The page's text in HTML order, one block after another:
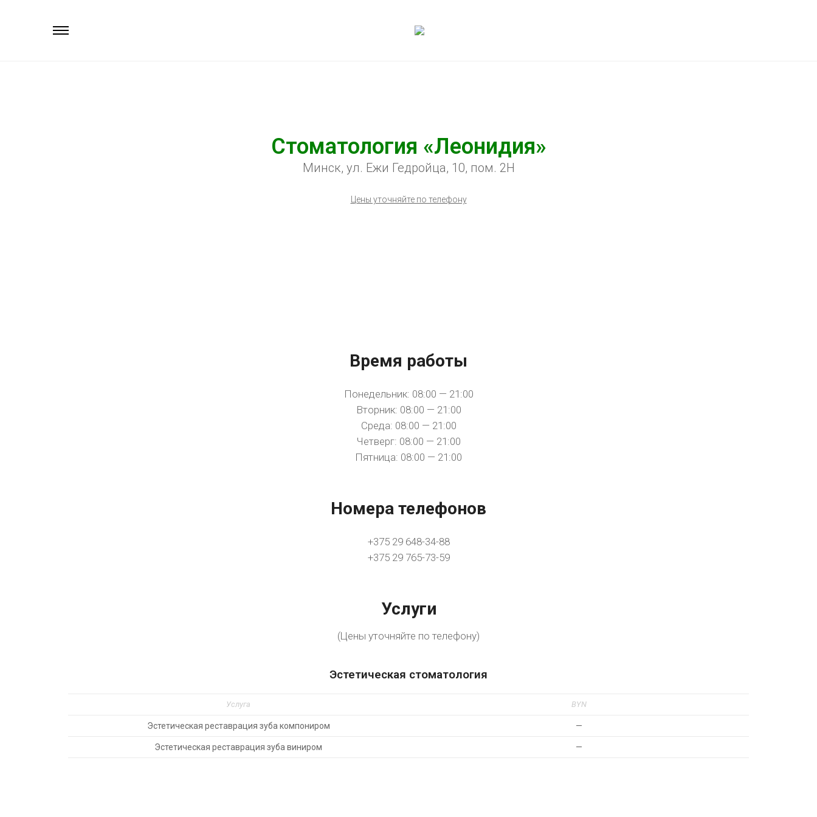
Стоматология «Леонидия»
Минск, ул. Ежи Гедройца, 10, пом. 2Н
Цены уточняйте по телефону
Время работы
Понедельник: 08:00 — 21:00
Вторник: 08:00 — 21:00
Среда: 08:00 — 21:00
Четверг: 08:00 — 21:00
Пятница: 08:00 — 21:00
Номера телефонов
+375 29 648-34-88
+375 29 765-73-59
Услуги
(Цены уточняйте по телефону)
Эстетическая стоматология
Услуга BYN
Эстетическая реставрация зуба компониром —
Эстетическая реставрация зуба виниром —